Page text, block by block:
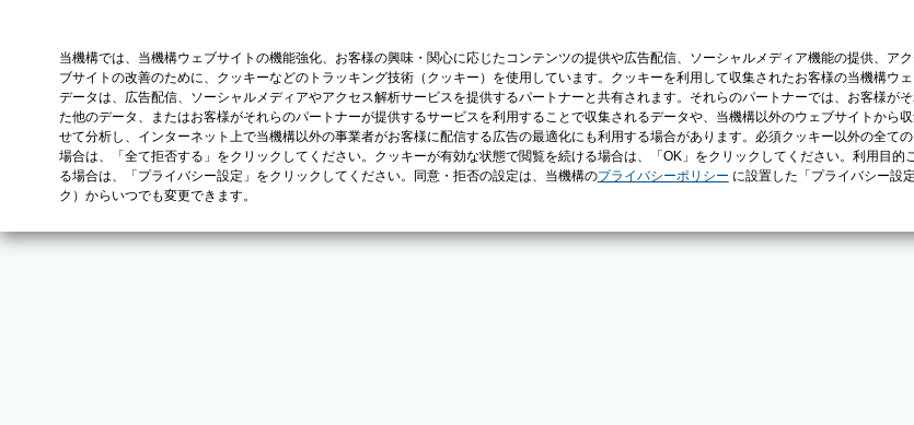
当機構では、当機構ウェブサイトの機能強化、お客様の興味・関心に応じたコンテンツの提供や広告配信、ソーシャルメディア機能の提供、ア
ブサイトの改善のために、クッキーなどのトラッキング技術（クッキー）を使用しています。クッキーを利用して収集されたお客様の当機構ウ
データは、広告配信、ソーシャルメディアやアクセス解析サービスを提供するパートナーと共有されます。それらのパートナーでは、お客様が
た他のデータ、またはお客様がそれらのパートナーが提供するサービスを利用することで収集されるデータや、当機構以外のウェブサイトから
せて分析し、インターネット上で当機構以外の事業者がお客様に配信する広告の最適化にも利用する場合があります。必須クッキー以外の全て
場合は、「全て拒否する」をクリックしてください。クッキーが有効な状態で閲覧を続ける場合は、「OK」をクリックしてください。利用目的
る場合は、「プライバシー設定」をクリックしてください。同意・拒否の設定は、当機構のプライバシーポリシー に設置した「プライバシー設
ク）からいつでも変更できます。